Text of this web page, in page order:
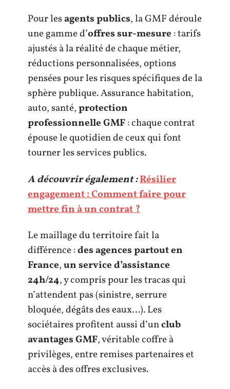
Pour lesagents publics, la GMF déroule
une gamme d’offres sur-mesure : tarifs
ajustés à la réalité de chaque métier,
réductions personnalisées, options
pensées pour les risques spécifiques de la
sphère publique. Assurance habitation,
auto, santé,protection
professionnelle GMF: chaque contrat
épouse le quotidien de ceux qui font
tourner les services publics.
A découvrir également :Résilier
engagement : Comment faire pour
mettre fin à un contrat ?
Le maillage du territoire fait la
différence :des agences partout en
France,un service d’assistance
24h/24, y compris pour les tracas qui
n’attendent pas (sinistre, serrure
bloquée, dégâts des eaux…). Les
sociétaires profitent aussi d’unclub
avantages GMF, véritable coffre à
privilèges, entre remises partenaires et
accès à des offres exclusives.